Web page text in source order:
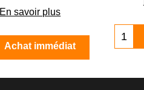
En savoir plus
Achat immédiat